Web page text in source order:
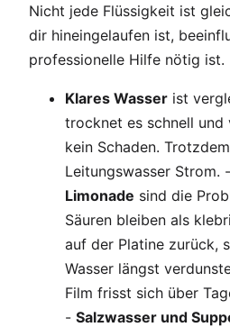
Nicht jede Flüssigkeit ist
dir hineingelaufen ist,
professionelle Hilfe nötig ist.
Klares Wasser ist
trocknet es schnell
kein Schaden.
Leitungswasser Strom. -
Limonade sind die
Säuren bleiben als
auf der Platine zurück,
Wasser längst
Film frisst sich über
- Salzwasser und